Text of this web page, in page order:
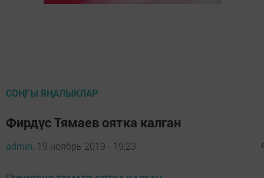
СОҢГЫ ЯҢАЛЫКЛАР
Фирдүс Тямаев оятка калган
admin, 19 ноябрь 2019 - 19:23